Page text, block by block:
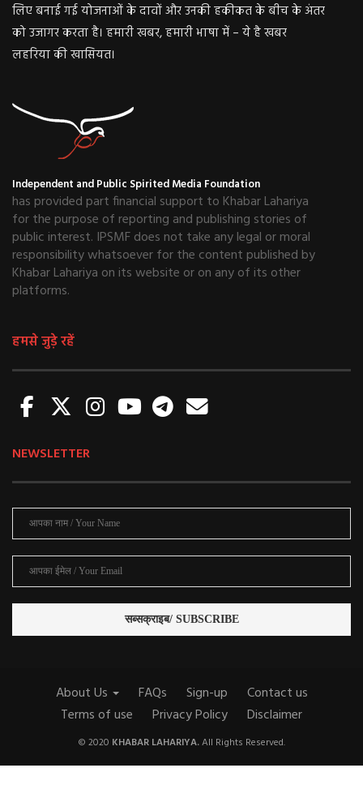
लिए बनाई गई योजनाओं के दावों और उनकी हकीकत के बीच के अंतर
को उजागर करता है। हमारी खबर, हमारी भाषा में – ये है खबर
लहरिया की खासियत।
Independent and Public Spirited Media Foundation
has provided part financial support to Khabar Lahariya
for the purpose of reporting and publishing stories of
public interest. IPSMF does not take any legal or moral
responsibility whatsoever for the content published by
Khabar Lahariya on its website or on any of its other
platforms.
हमसे जुड़े रहें
NEWSLETTER
About Us FAQs Sign-up
Contact us
Terms of use
Privacy Policy Disclaimer
© 2020 KHABAR LAHARIYA.All Rights Reserved.